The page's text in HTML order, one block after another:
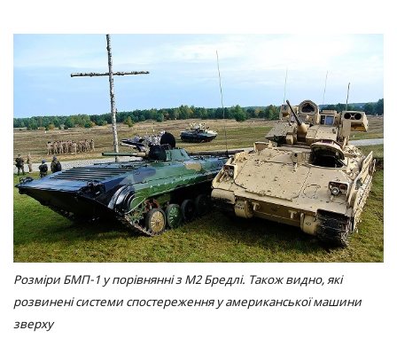
Розміри БМП-1 у порівнянні з M2 Бредлі. Також видно, які
розвинені системи спостереження у американської машини
зверху